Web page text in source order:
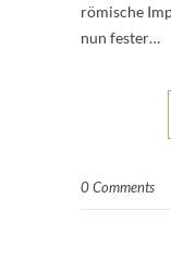
römische
nun fester…
0 Comments